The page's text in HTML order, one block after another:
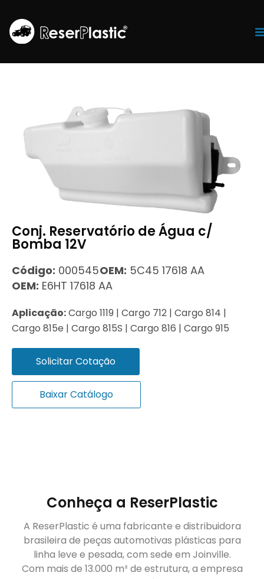
Conj. Reservatório de Água c/
Bomba 12V
Código: 000545OEM: 5C45 17618 AA
OEM: E6HT 17618 AA
Aplicação:Cargo 1119 | Cargo 712 | Cargo 814 |
Cargo 815e | Cargo 815S | Cargo 816 | Cargo 915
Solicitar Cotação
Baixar Catálogo
Conheça a ReserPlastic
A ReserPlastic é uma fabricante e distribuidora
brasileira de peças automotivas plásticas para
linha leve e pesada, com sede em Joinville.
Com mais de 13.000 m² de estrutura, a empresa